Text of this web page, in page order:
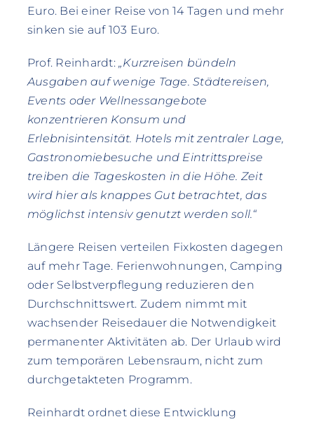
Euro. Bei einer Reise von 14 Tagen und mehr
sinken sie auf 103 Euro.
Prof. Reinhardt:„Kurzreisen bündeln
Ausgaben auf wenige Tage. Städtereisen,
Events oder Wellnessangebote
konzentrieren Konsum und
Erlebnisintensität. Hotels mit zentraler Lage,
Gastronomiebesuche und Eintrittspreise
treiben die Tageskosten in die Höhe. Zeit
wird hier als knappes Gut betrachtet, das
möglichst intensiv genutzt werden soll.“
Längere Reisen verteilen Fixkosten dagegen
auf mehr Tage. Ferienwohnungen, Camping
oder Selbstverpflegung reduzieren den
Durchschnittswert. Zudem nimmt mit
wachsender Reisedauer die Notwendigkeit
permanenter Aktivitäten ab. Der Urlaub wird
zum temporären Lebensraum, nicht zum
durchgetakteten Programm.
Reinhardt ordnet diese Entwicklung